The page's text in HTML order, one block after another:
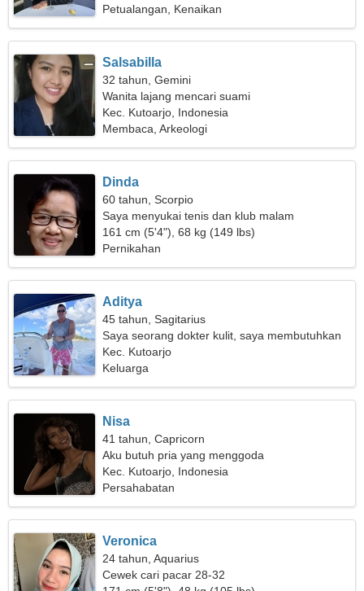
Petualangan, Kenaikan
Salsabilla
32 tahun, Gemini
Wanita lajang mencari suami
Kec. Kutoarjo, Indonesia
Membaca, Arkeologi
Dinda
60 tahun, Scorpio
Saya menyukai tenis dan klub malam
161 cm (5'4"), 68 kg (149 lbs)
Pernikahan
Aditya
45 tahun, Sagitarius
Saya seorang dokter kulit, saya membutuhkan
wanita yang seksi
Kec. Kutoarjo
Keluarga
Nisa
41 tahun, Capricorn
Aku butuh pria yang menggoda
Kec. Kutoarjo, Indonesia
Persahabatan
Veronica
24 tahun, Aquarius
Cewek cari pacar 28-32